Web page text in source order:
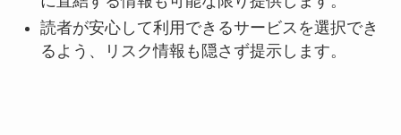
読者が安心して利用できるサービスを選択でき
るよう、リスク情報も隠さず提示します。